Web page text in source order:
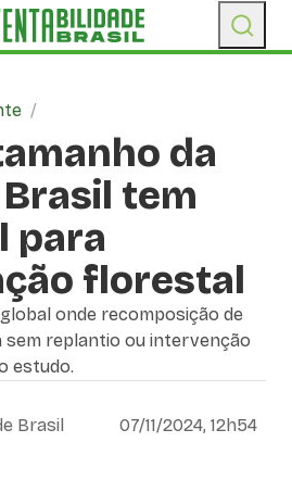
/
da
tem
para
florestal
onde recomposição de
sem replantio ou intervenção
estudo.
Brasil 07/11/2024, 12h54